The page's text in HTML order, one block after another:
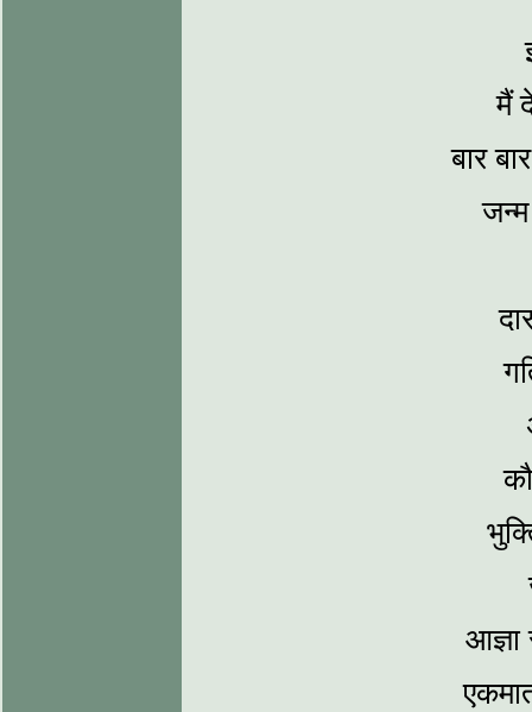
मैं
बार
आज्ञा